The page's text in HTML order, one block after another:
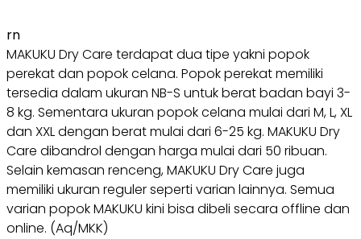
rn
MAKUKU Dry Care terdapat dua tipe yakni popok
perekat dan popok celana. Popok perekat memiliki
tersedia dalam ukuran NB-S untuk berat badan bayi 3-
8 kg. Sementara ukuran popok celana mulai dari M, L, XL
dan XXL dengan berat mulai dari 6-25 kg. MAKUKU Dry
Care dibandrol dengan harga mulai dari 50 ribuan.
Selain kemasan renceng, MAKUKU Dry Care juga
memiliki ukuran reguler seperti varian lainnya. Semua
varian popok MAKUKU kini bisa dibeli secara offline dan
online. (Aq/MKK)